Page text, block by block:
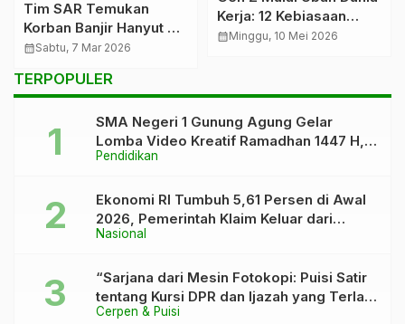
Tim SAR Temukan
Korban Banjir Hanyut di
Bandar Lampung
calendar_monthSabtu, 7 Mar 2026
Kerja: 12 Kebiasaan
Kantor “Jadul” yang Kini
calendar_monthMinggu, 10 Mei 2026
TERPOPULER
Pendidikan
SMA Negeri 1 Gunung Agung Gelar
Lomba Video Kreatif Ramadhan 1447 H,
Asah Bakat dan Pererat Kebersamaan
Nasional
Ekonomi RI Tumbuh 5,61 Persen di Awal
2026, Pemerintah Klaim Keluar dari
“Kutukan” 5 Persen
Cerpen & Puisi
“Sarjana dari Mesin Fotokopi: Puisi Satir
tentang Kursi DPR dan Ijazah yang Terlalu
Rapi”